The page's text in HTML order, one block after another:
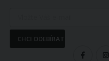
CHCI ODEBÍRAT